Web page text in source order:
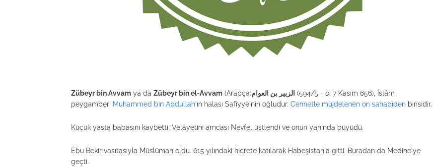
Zübeyr bin Avvam ya da Zübeyr bin el-Avvam (Arapça:الزبير بن العوام (594/5 - ö. 7 Kasım 656), İslâm
peygamberi Muhammed bin Abdullah'ın halası Safiyye'nin oğludur. Cennetle müjdelenen on sahabiden birisidir.
Küçük yaşta babasını kaybetti. Velâyetini amcası Nevfel üstlendi ve onun yanında büyüdü.
Ebu Bekir vasıtasıyla Müslüman oldu. 615 yılındaki hicrete katılarak Habeşistan'a gitti. Buradan da Medine'ye
geçti.